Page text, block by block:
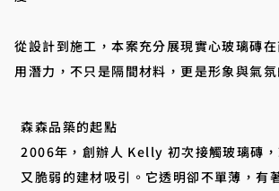
從設計到施工，本案充分展現實心玻璃磚
用潛力，不只是隔間材料，更是形象與氣氛
森森品築的起點
2006年，創辦人 Kelly 初次接觸玻璃磚
又脆弱的建材吸引。它透明卻不單薄，有